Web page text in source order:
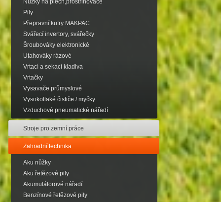
Nůžky na plech,prostřihovače
Pily
Přepravní kufry MAKPAC
Svářecí invertory, svářečky
Šroubováky elektronické
Utahováky rázové
Vrtací a sekací kladiva
Vrtačky
Vysavače průmyslové
Vysokotlaké čističe / myčky
Vzduchové pneumatické nářadí
Stroje pro zemní práce
Zahradní technika
Aku nůžky
Aku řetězové pily
Akumulátorové nářadí
Benzínové řetězové pily